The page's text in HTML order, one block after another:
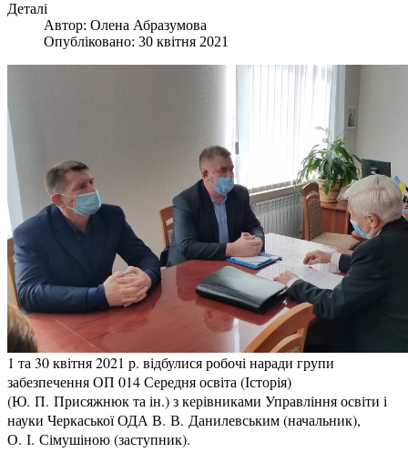
Деталі
Автор: Олена Абразумова
Опубліковано: 30 квітня 2021
1 та 30 квітня 2021 р. відбулися робочі наради групи
забезпечення ОП 014 Середня освіта (Історія)
(Ю. П. Присяжнюк та ін.) з керівниками Управління освіти і
науки Черкаської ОДА В. В. Данилевським (начальник),
О. І. Сімушіною (заступник).